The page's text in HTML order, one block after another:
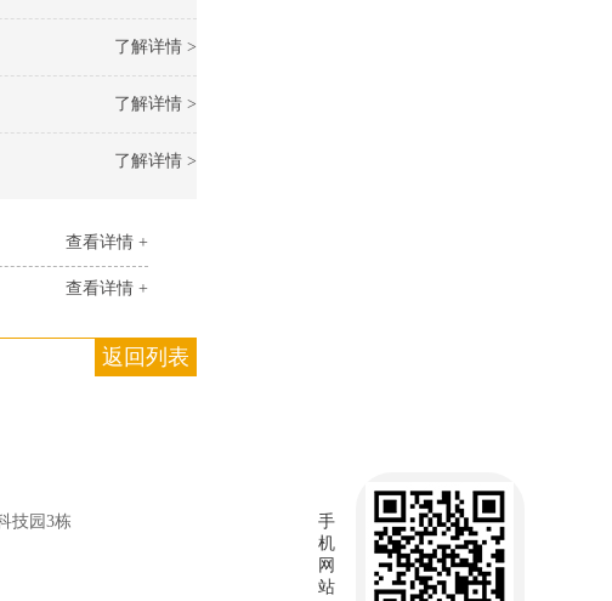
了解详情 >
了解详情 >
了解详情 >
查看详情 +
查看详情 +
返回列表
技园3栋
手
机
网
站